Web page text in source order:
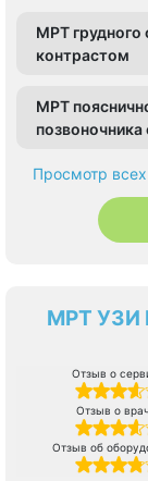
МРТ грудного
контрастом
МРТ
Просмотр
МРТ УЗИ
Отзыв о
Отзыв о
Отзыв об